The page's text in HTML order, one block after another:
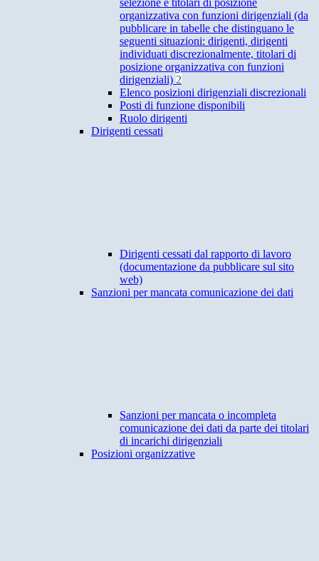
selezione e titolari di posizione
organizzativa con funzioni dirigenziali (da
pubblicare in tabelle che distinguano le
seguenti situazioni: dirigenti, dirigenti
individuati discrezionalmente, titolari di
posizione organizzativa con funzioni
dirigenziali) 2
Elenco posizioni dirigenziali discrezionali
Posti di funzione disponibili
Ruolo dirigenti
Dirigenti cessati
Dirigenti cessati dal rapporto di lavoro
(documentazione da pubblicare sul sito
web)
Sanzioni per mancata comunicazione dei dati
Sanzioni per mancata o incompleta
comunicazione dei dati da parte dei titolari
di incarichi dirigenziali
Posizioni organizzative